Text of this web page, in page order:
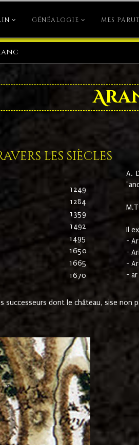
GÉNÉALOGIE MES
les siècles
1249
1284
1359
1492
1495
1650
1665
1670
A.
Il
-
-
-
- ar
successeurs dont le château, sise